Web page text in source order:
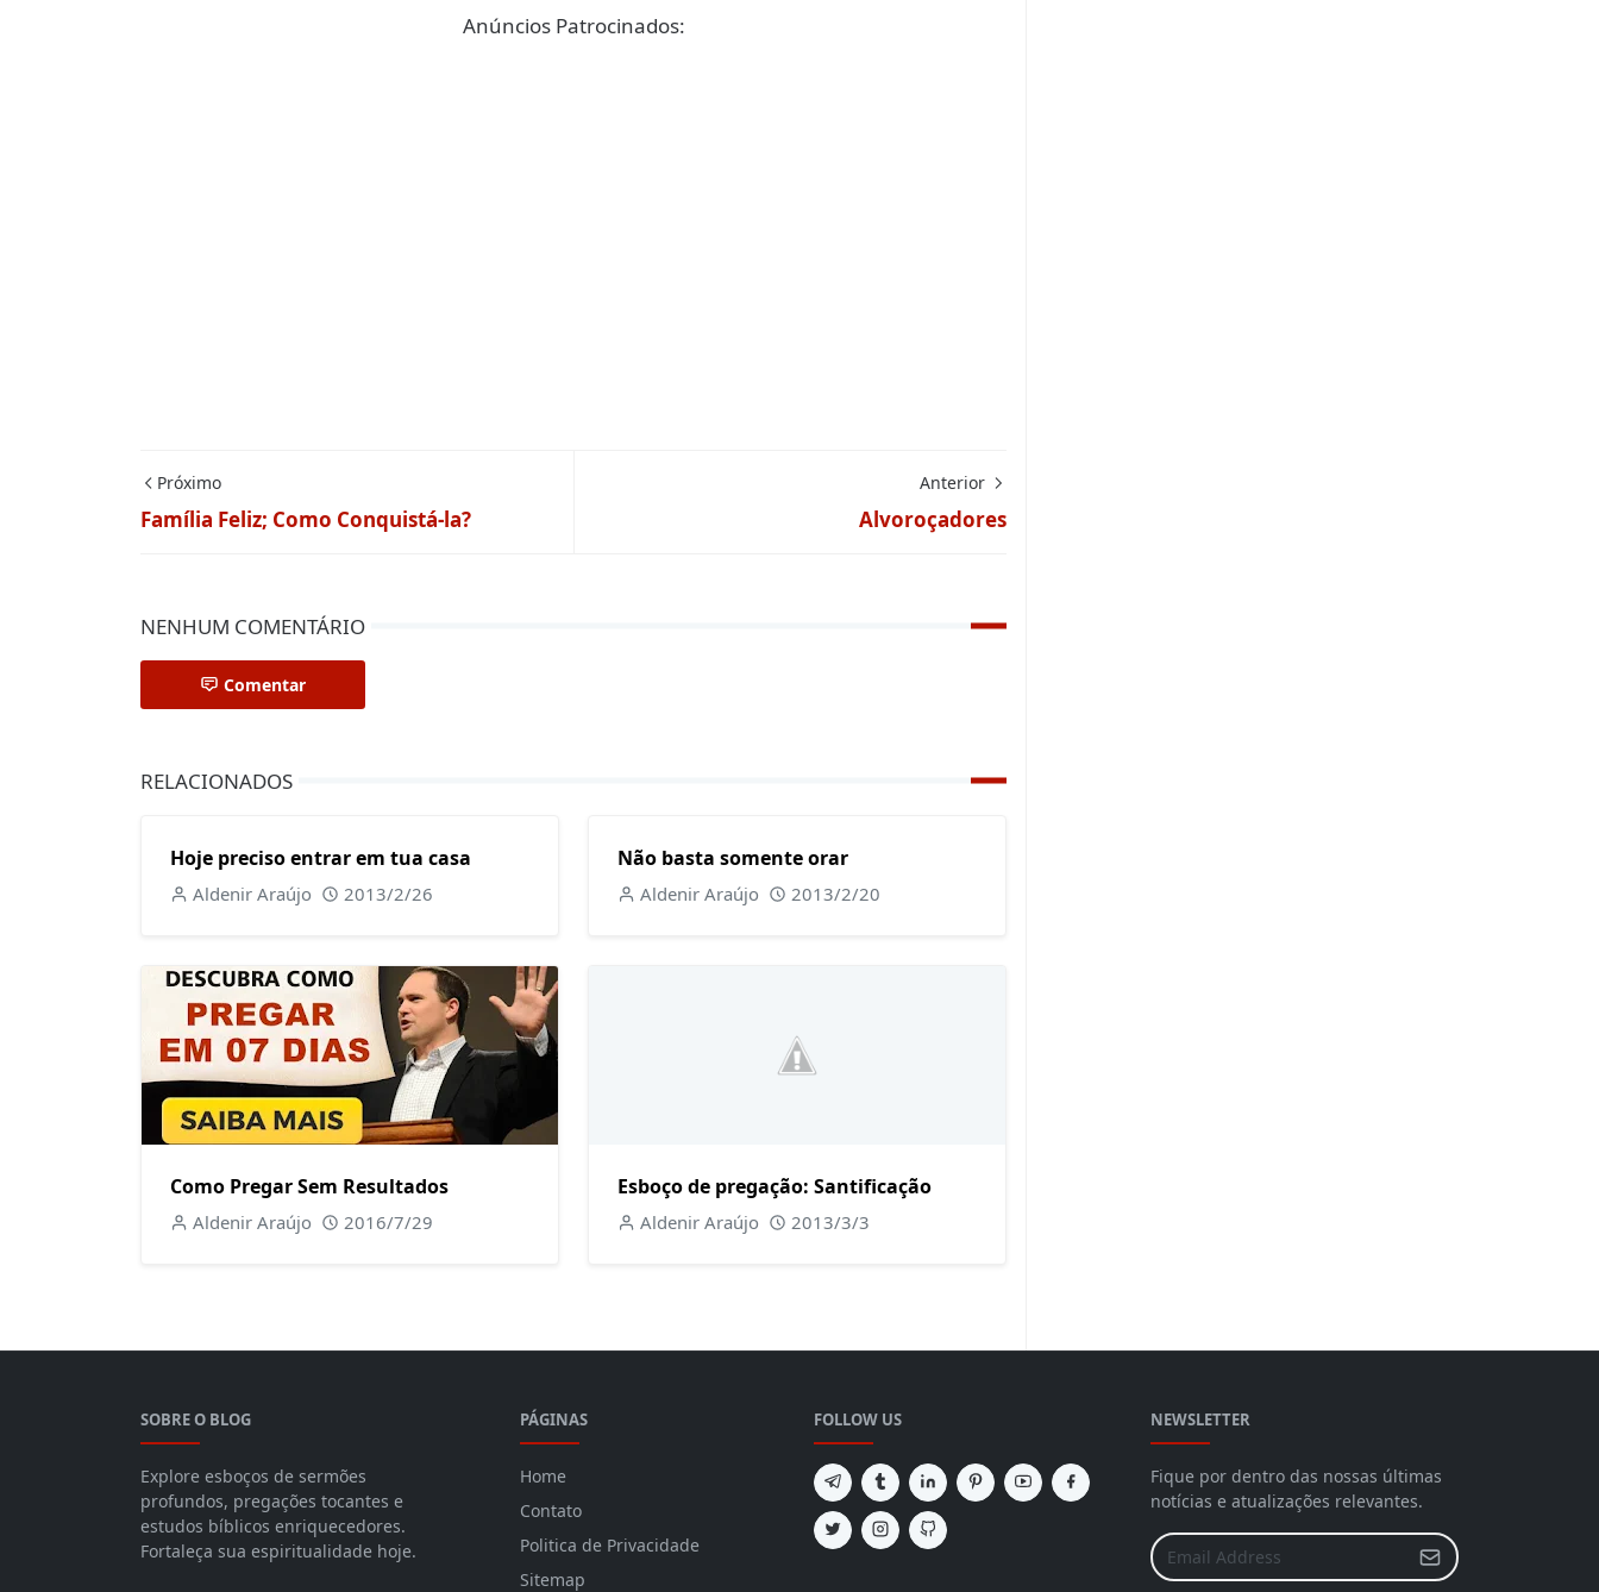
Anúncios Patrocinados:
Próximo
Família Feliz; Como Conquistá-la?
Anterior
Alvoroçadores
NENHUM COMENTÁRIO
Comentar
RELACIONADOS
Hoje preciso entrar em tua casa
Aldenir Araújo 2013/2/26
Não basta somente orar
Aldenir Araújo 2013/2/20
Como Pregar Sem Resultados
Aldenir Araújo 2016/7/29
Esboço de pregação: Santificação
Aldenir Araújo 2013/3/3
SOBRE O BLOG
Explore esboços de sermões
profundos, pregações tocantes e
estudos bíblicos enriquecedores.
Fortaleça sua espiritualidade hoje.
PÁGINAS
Home
Contato
Politica de Privacidade
Sitemap
FOLLOW US NEWSLETTER
Fique por dentro das nossas últimas
notícias e atualizações relevantes.